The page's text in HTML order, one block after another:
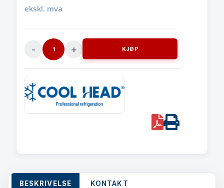
ekskl. mva
Saladette
med
lokkCR93A
KJØP
PDFPrint
BESKRIVELSE KONTAKT